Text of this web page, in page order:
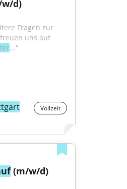
d)
Fragen zur
uns auf
..."
Vollzeit
(m/w/d)